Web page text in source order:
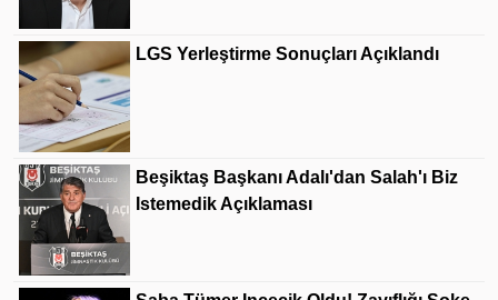
LGS Yerleştirme Sonuçları Açıklandı
Beşiktaş Başkanı Adalı'dan Salah'ı Biz
Istemedik Açıklaması